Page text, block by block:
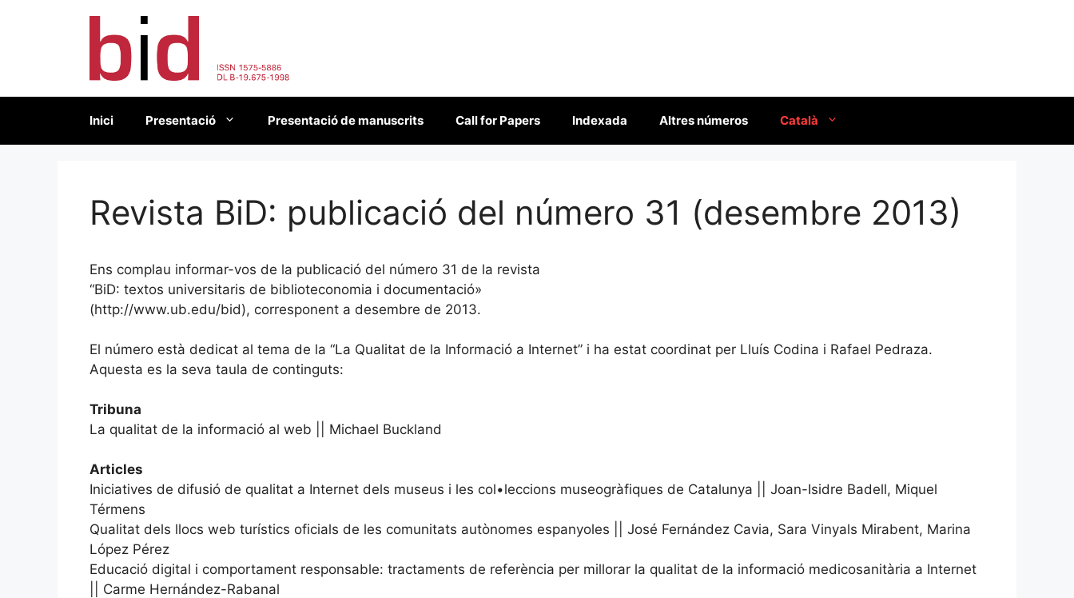
Inici Presentació Presentació de manuscrits Call for Papers Indexada Altres números Català
Revista BiD: publicació del número 31 (desembre 2013)
Ens complau informar-vos de la publicació del número 31 de la revista
“BiD: textos universitaris de biblioteconomia i documentació»
(http://www.ub.edu/bid), corresponent a desembre de 2013.
El número està dedicat al tema de la “La Qualitat de la Informació a Internet” i ha estat coordinat per Lluís Codina i Rafael Pedraza.
Aquesta es la seva taula de continguts:
Tribuna
La qualitat de la informació al web || Michael Buckland
Articles
Iniciatives de difusió de qualitat a Internet dels museus i les col•leccions museogràfiques de Catalunya || Joan-Isidre Badell, Miquel
Térmens
Qualitat dels llocs web turístics oficials de les comunitats autònomes espanyoles || José Fernández Cavia, Sara Vinyals Mirabent, Marina
López Pérez
Educació digital i comportament responsable: tractaments de referència per millorar la qualitat de la informació medicosanitària a Internet
|| Carme Hernández-Rabanal